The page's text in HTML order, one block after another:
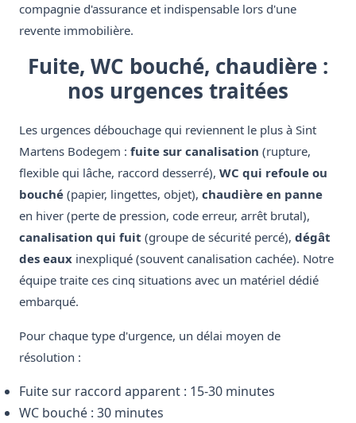
compagnie d'assurance et indispensable lors d'une
revente immobilière.
Fuite, WC bouché, chaudière :
nos urgences traitées
Les urgences débouchage qui reviennent le plus à Sint
Martens Bodegem : fuite sur canalisation (rupture,
flexible qui lâche, raccord desserré), WC qui refoule ou
bouché (papier, lingettes, objet), chaudière en panne
en hiver (perte de pression, code erreur, arrêt brutal),
canalisation qui fuit (groupe de sécurité percé), dégât
des eaux inexpliqué (souvent canalisation cachée). Notre
équipe traite ces cinq situations avec un matériel dédié
embarqué.
Pour chaque type d'urgence, un délai moyen de
résolution :
Fuite sur raccord apparent : 15-30 minutes
WC bouché : 30 minutes